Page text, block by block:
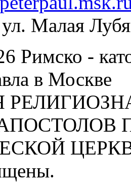
Малая
Римско -
в Москве